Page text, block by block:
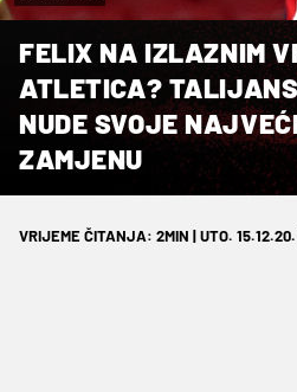
FELIX NA IZLAZNIM
ATLETICA?
NUDE SVOJE
ZAMJENU
VRIJEME ČITANJA: 2MIN | UTO.